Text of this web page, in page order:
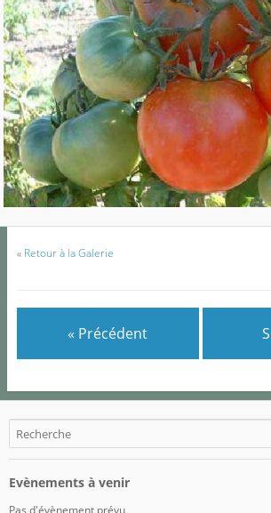
« Retour à la Galerie
« Précédent
Evènements à venir
Pas d'évènement prévu